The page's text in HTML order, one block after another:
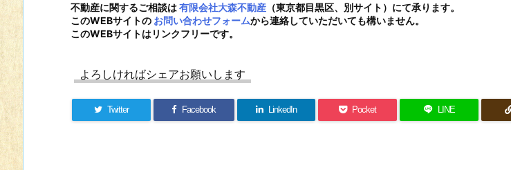
不動産に関するご相談は有限会社大森不動産 （東京都目黒区、別サイト）にて承ります。
このWEBサイトの お問い合わせフォームから連絡していただいても構いません。
このWEBサイトはリンクフリーです。
よろしければシェアお願いします
Twitter Facebook LinkedIn Pocket LINE